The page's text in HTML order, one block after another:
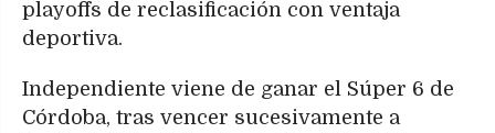
playoffs de reclasificación con ventaja
deportiva.
Independiente viene de ganar el Súper 6 de
Córdoba, tras vencer sucesivamente a